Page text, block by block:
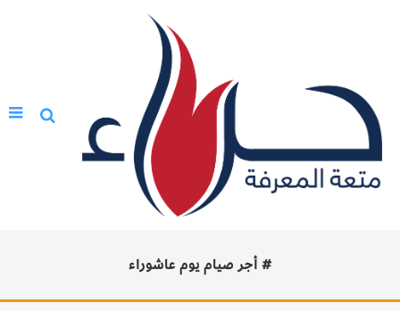
# أجر صيام يوم عاشوراء